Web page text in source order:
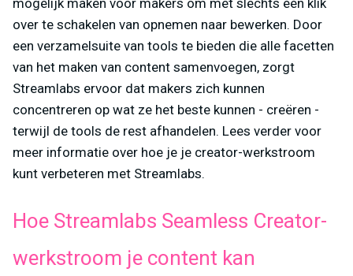
mogelijk maken voor makers om met slechts één klik
over te schakelen van opnemen naar bewerken. Door
een verzamelsuite van tools te bieden die alle facetten
van het maken van content samenvoegen, zorgt
Streamlabs ervoor dat makers zich kunnen
concentreren op wat ze het beste kunnen - creëren -
terwijl de tools de rest afhandelen. Lees verder voor
meer informatie over hoe je je creator-werkstroom
kunt verbeteren met Streamlabs.
Hoe Streamlabs Seamless Creator-
werkstroom je content kan